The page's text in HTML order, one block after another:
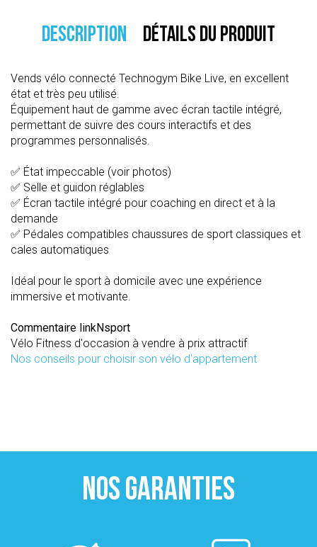
DESCRIPTION DÉTAILS DU PRODUIT
Vends vélo connecté Technogym Bike Live, en excellent
état et très peu utilisé.
Équipement haut de gamme avec écran tactile intégré,
permettant de suivre des cours interactifs et des
programmes personnalisés.
✅ État impeccable (voir photos)
✅ Selle et guidon réglables
✅ Écran tactile intégré pour coaching en direct et à la
demande
✅ Pédales compatibles chaussures de sport classiques et
cales automatiques
Idéal pour le sport à domicile avec une expérience
immersive et motivante.
Commentaire linkNsport
Vélo Fitness d'occasion à vendre à prix attractif
Nos conseils pour choisir son vélo d'appartement
NOS GARANTIES